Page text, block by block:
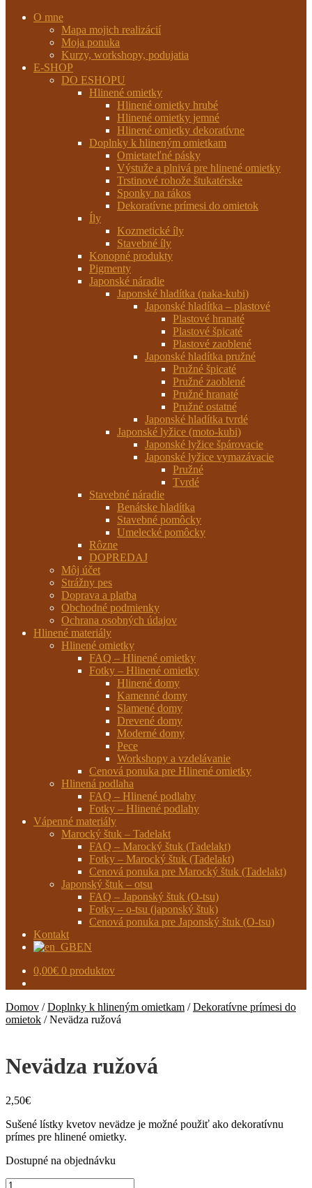
O mne
Mapa mojich realizácií
Moja ponuka
Kurzy, workshopy, podujatia
E-SHOP
DO ESHOPU
Hlinené omietky
Hlinené omietky hrubé
Hlinené omietky jemné
Hlinené omietky dekoratívne
Doplnky k hlineným omietkam
Omietateľné pásky
Výstuže a plnivá pre hlinené omietky
Trstinové rohože štukatérske
Sponky na rákos
Dekoratívne prímesi do omietok
Íly
Kozmetické íly
Stavebné íly
Konopné produkty
Pigmenty
Japonské náradie
Japonské hladítka (naka-kubi)
Japonské hladítka – plastové
Plastové hranaté
Plastové špicaté
Plastové zaoblené
Japonské hladítka pružné
Pružné špicaté
Pružné zaoblené
Pružné hranaté
Pružné ostatné
Japonské hladítka tvrdé
Japonské lyžice (moto-kubi)
Japonské lyžice špárovacie
Japonské lyžice vymazávacie
Pružné
Tvrdé
Stavebné náradie
Benátske hladítka
Stavebné pomôcky
Umelecké pomôcky
Rôzne
DOPREDAJ
Môj účet
Strážny pes
Doprava a platba
Obchodné podmienky
Ochrana osobných údajov
Hlinené materiály
Hlinené omietky
FAQ – Hlinené omietky
Fotky – Hlinené omietky
Hlinené domy
Kamenné domy
Slamené domy
Drevené domy
Moderné domy
Pece
Workshopy a vzdelávanie
Cenová ponuka pre Hlinené omietky
Hlinená podlaha
FAQ – Hlinené podlahy
Fotky – Hlinené podlahy
Vápenné materiály
Marocký štuk – Tadelakt
FAQ – Marocký štuk (Tadelakt)
Fotky – Marocký štuk (Tadelakt)
Cenová ponuka pre Marocký štuk (Tadelakt)
Japonský štuk – otsu
FAQ – Japonský štuk (O-tsu)
Fotky – o-tsu (japonský štuk)
Cenová ponuka pre Japonský štuk (O-tsu)
Kontakt
EN
0,00€ 0 produktov
Domov /Doplnky k hlineným omietkam /Dekoratívne prímesi do
omietok /Nevädza ružová
Nevädza ružová
2,50€
Sušené lístky kvetov nevädze je možné použiť ako dekoratívnu
prímes pre hlinené omietky.
Dostupné na objednávku
množstvo